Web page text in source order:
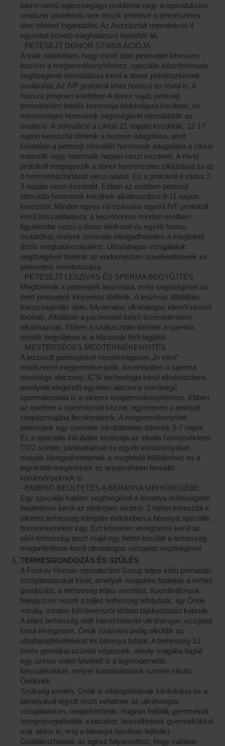
bármi nemű egészségügyi probléma vagy a reprodukciós
rendszer problémái nem teszik lehetővé a természetes
úton történő fogantatást. Az Asszisztált reprodukció 4
egymást követő meghatározó lépésből áll.
- PETESEJT DONOR STIMULÁCIÓJA
Annak érdekében, hogy minél több petesejtet lehessen
leszívni a megtermékenyítéshez, speciális készítmények
segítségével stimulálásra kerül a donor petefészkeinek
ovulációja. Az IVF protokoll lehet hosszú és rövid is. A
hosszú program esetében A donor saját, petesejt
termeléséért felelős hormonjai blokkolásra kerülnek, és
mesterséges hormonok segítségével stimulálódik az
ovuláció. A stimuláció a ciklus 21 napján kezdődik, 12-17
napon keresztül történik a hormon adagolása, amit
követően a petesejt stimuláló hormonok adagolása a ciklus
második vagy harmadik napján veszi kezdetét. A rövid
protokoll megegyezik a donor természetes ciklusával és az
ő hormonháztartását veszi alapul. Ez a protokoll a ciklus 2-
3 napján veszi kezdetét. Ebben az esetben petesejt
stimuláló hormonok kerülnek alkalmazásra 8-11 napon
keresztül. Minden egyes nő számára egyéni IVF protokoll
kerül összeállatásra: a kezelőorvos minden esetben
figyelembe veszi a donor életkorát és egyéb fontos
mutatókat, melyek ismerete elengedhetetlen a megfelelő
dózis meghatározásához. Ultrahangos vizsgálatok
segítségével történik az endometrium növekedésének és
petesejtek monitorozása.
- PETESEJT LESZIVÁS ÉS SPERMA BEGYŰJTÉS
Megtörténik a petesejtek leszívása, mely segítségével az
érett petesejtek kinyerése történik. A leszívás általában
transzvaginális úton, folyamatos ultrahangos ellenőrzéssel
történik. Általában a páciensnél belső érzéstelenítést
alkalmaznak. Ebben a szakaszban történik a sperma
minták begyűjtése is a házaspár férfi tagjától.
- MESTERSÉGES MEGTERMÉKENYITÉS
A leszívott petesejteket mesterségesen „In vitro”
módszerrel megtermékenyítik. Amennyiben a sperma
minősége alacsony, ICSI technológia kerül alkalmazásra,
amelynél elegendő egyetlen alacsony minőségű
spermatozoida is a sikeres megtermékenyítéshez. Ebben
az esetben a spermiumot kézzel, egyenesen a petesejt
citoplazmájába fecskendezik. A megtermékenyített
petesejtek egy speciális inkubátorban töltenek 5-7 napot.
Ez a speciális inkubátor biztosítja az ideális hőmérsékletet,
CO2 szintet, páratartalmat és egyéb körülményeket,
melyek elengedhetetlenek a megfelelő fejlődéshez és a
leginkább megfelelnek az anyaméhben fennálló
körülményeknek is.
- EMBRIÓ BEÜLTETÉS A BÉRANYA MÉHÜREGÉBE
Egy speciális katéter segítségével a béranya méhüregébe
beültetésre kerül az életképes embrió. 2 héten keresztül a
sikeres terhesség létrejötte érdekében a béranya speciális
hormonkezelést kap. Ezt követően elvégzésre kerül az
első terhességi teszt majd egy héttel később a terhesség
megerősítésre kerül ultrahangos vizsgálat segítségével.
TERHESGONDOZÁS ÉS SZÜLÉS
A Feskov Human reproduction Group teljes körű prenatális
szolgáltatásokat kínál, amelyek magukba foglalják a terhes
gondozást, a terhesség teljes vezetést. Koordinátorunk
feljegyzi és vezeti a teljes terhesség lefolyását, így Önök
mindig, minden körülményről időben tájékoztatást kapnak.
A teljes terhesség alatt háromhetente ultrahangos vizsgálat
kerül elvégzésre, Önök számára pedig elküldik az
ultrahangfelvételeket és béranya fotóját. A terhesség 12
hetén genetikai szűrést végeznek, amely magába foglal
egy színes videó felvételt is a legmodernebb
készülékekkel, melyet koordinátorunk szintén elküld
Önöknek.
Szükség esetén, Önök is ellátogathatnak klinikánkra és a
béranyával együtt részt vehetnek az ultrahangos
vizsgálatokon, megtekinthetik, hogyan fejlődik gyermekük
(megsimogathatják a pocakot, beszélhetnek gyermekükkel
már akkor is, míg a béranya hasában fejlődik).
Csatlakozhatnak az egész folyamathoz, hogy valóban